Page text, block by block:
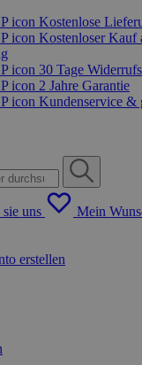
Kostenlose
Kostenloser Kauf
30 Tage
2 Jahre Garantie
Kundenservice &
uns Mein
erstellen